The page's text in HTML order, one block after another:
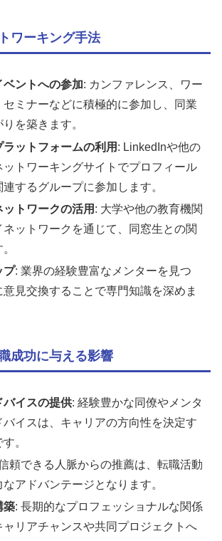
ワーキング手法
ントへの参加: カンファレンス、ワー
セミナーなどに積極的に参加し、同業
を築きます。
ットフォームの利用 : LinkedInや他の
ットワーキングサイトでプロフィール
するグループに参加します。
トワークの活用 : 大学や他の教育機関
ットワークを通じて、同窓生との関
プ: 業界の経験豊富なメンターを見つ
見交換することで専門知識を深めま
成功に与える影響
バイスの提供: 経験豊かな同僚やメンタ
バイスは、キャリアの方向性を決定す
。
頼できる人脈からの推薦は、転職活動
アドバンテージとなります。
築: 長期的なプロフェッショナルな関係
ャリアチャンスや共同プロジェクトへ